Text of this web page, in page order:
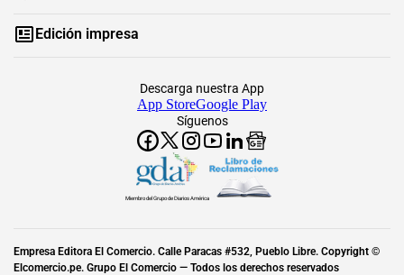
Edición impresa
Síguenos
Descarga nuestra App
App StoreGoogle Play
Miembro del Grupo de Diarios América
Empresa Editora El Comercio. Calle Paracas #532, Pueblo Libre. Copyright ©
Elcomercio.pe. Grupo El Comercio — Todos los derechos reservados